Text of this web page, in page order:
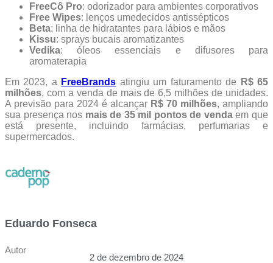
FreeCô Pro: odorizador para ambientes corporativos
Free Wipes: lenços umedecidos antissépticos
Beta: linha de hidratantes para lábios e mãos
Kissu: sprays bucais aromatizantes
Vedika: óleos essenciais e difusores para
aromaterapia
Em 2023, a FreeBrands atingiu um faturamento de
R$ 65
milhões, com a venda de mais de 6,5 milhões de unidades.
A previsão para 2024 é alcançar R$ 70 milhões, ampliando
sua presença nos mais de 35 mil pontos de vendaem que
está presente, incluindo farmácias, perfumarias e
supermercados.
Eduardo Fonseca
Autor
2 de dezembro de 2024